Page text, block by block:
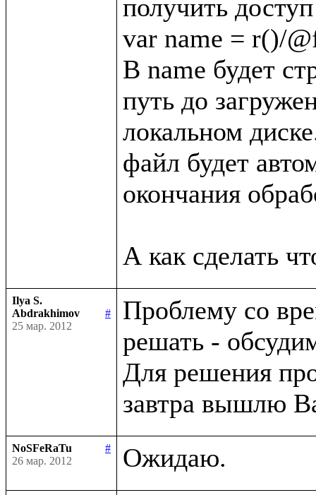
получить
var name = r()/
В name будет
путь до
локальном
файл будет
окончания
Ilya S.
Abdrakhimov
#
25 мар. 2012
Проблему со
решать -
Для решения
NoSFeRaTu
#
26 мар. 2012